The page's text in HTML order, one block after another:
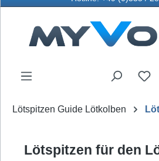
Lötspitzen Guide Lötkolben
Lötspitzen für den